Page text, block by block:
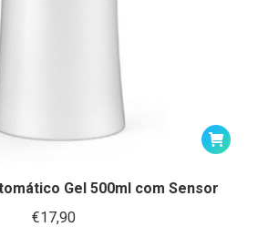
Gel 500ml com Sensor
€17,90